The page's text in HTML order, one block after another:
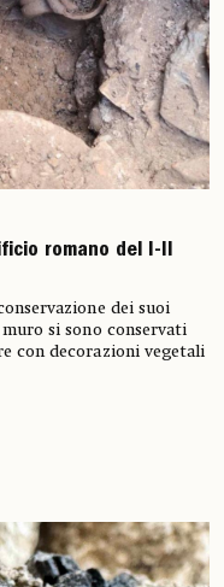
romano del I-II
dei suoi
si sono conservati
con decorazioni vegetali